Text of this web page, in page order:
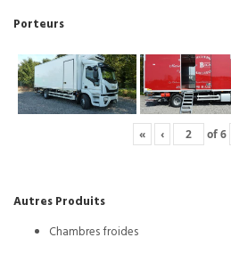
Porteurs
« ‹ of6
Autres Produits
Chambres froides